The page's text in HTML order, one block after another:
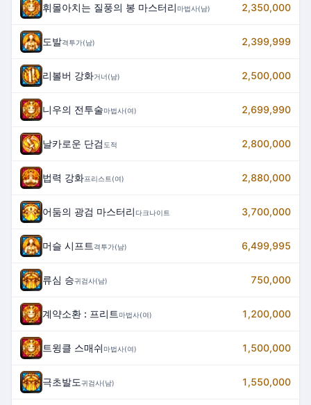
휘몰아치는 질풍의 봉 마스터리 마법사(남) 2,350,000
도발격투가(남) 2,399,999
리볼버 강화거너(남) 2,500,000
니우의 전투술마법사(여) 2,699,990
날카로운 단검 도적 2,800,000
법력 강화프리스트(여) 2,880,000
어둠의 광검 마스터리 다크나이트 3,700,000
머슬 시프트 격투가(남) 6,499,995
류심 승귀검사(남) 750,000
계약소환 : 프리트 마법사(여) 1,200,000
트윙클 스매쉬 마법사(여) 1,500,000
극초발도귀검사(남) 1,550,000